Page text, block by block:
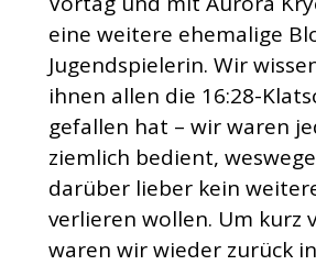
eine weitere ehemalige
Jugendspielerin. Wir
ihnen allen die 16:28-
gefallen hat – wir waren
ziemlich bedient,
darüber lieber kein
verlieren wollen. Um kurz
waren wir wieder zurück